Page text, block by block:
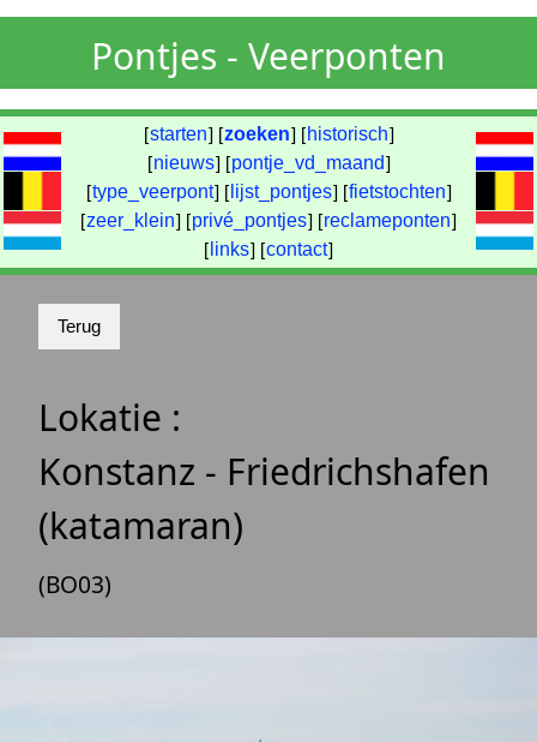
Pontjes - Veerponten
[starten] [zoeken] [ historisch]
[nieuws] [pontje_vd_maand]
[type_veerpont] [ lijst_pontjes] [fietstochten]
[zeer_klein] [privé_pontjes] [reclameponten]
[ links] [contact]
Lokatie :
Konstanz - Friedrichshafen
(katamaran)
(BO03)